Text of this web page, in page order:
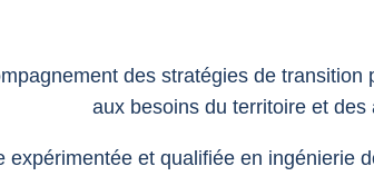
des stratégies de
aux besoins du territoire et des
expérimentée et qualifiée en